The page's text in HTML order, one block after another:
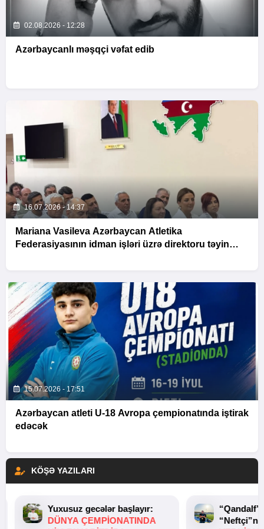
02.08.2026 - 12:28
Azərbaycanlı məşqçi vəfat edib
16.07.2026 - 14:37
Mariana Vasileva Azərbaycan Atletika
Federasiyasının idman işləri üzrə direktoru təyin
15.07.2026 - 17:51
Azərbaycan atleti U-18 Avropa çempionatında iştirak
edəcək
KÖŞƏ YAZILARI
Yuxusuz gecələr başlayır:
DÜNYA ÇEMPIONATINDA